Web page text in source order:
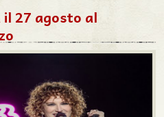
27 agosto al